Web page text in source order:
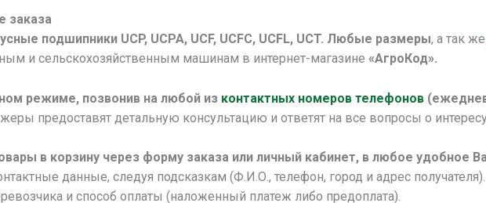
заказа
подшипники UCP, UCPA, UCF, UCFC, UCFL, UCT. Любые размеры, а так же
и сельскохозяйственным машинам в интернет-магазине «АгроКод».
режиме, позвонив на любой из контактных номеров телефонов
предоставят детальную консультацию и ответят на все вопросы о
в корзину через форму заказа или личный кабинет, в любое удобное
данные, следуя подсказкам (Ф.И.О., телефон, город и адрес получателя).
и способ оплаты (наложенный платеж либо предоплата).